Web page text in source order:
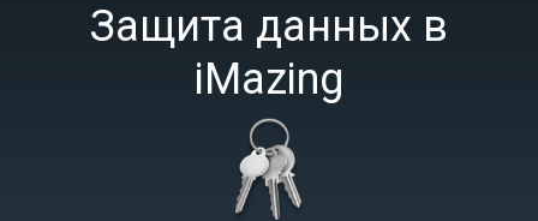
Защита данных в
iMazing